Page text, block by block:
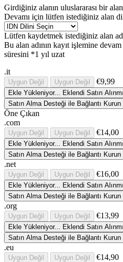
Girdiğiniz alanın uluslararası bir
Devamı için lütfen istediğiniz alan
Lütfen kaydetmek istediğiniz alan
Bu alan adının kayıt işlemine devam
süresini *1 yıl uzat
.it
Uygun Değil Uygun Değil €9,99
Ekle Yükleniyor... Eklendi Satın
Satın Alma Desteği ile Bağlantı Kurun
Öne Çıkan
.com
Uygun Değil Uygun Değil €14,00
Ekle Yükleniyor... Eklendi Satın
Satın Alma Desteği ile Bağlantı Kurun
.net
Uygun Değil Uygun Değil €16,00
Ekle Yükleniyor... Eklendi Satın
Satın Alma Desteği ile Bağlantı Kurun
.org
Uygun Değil Uygun Değil €13,99
Ekle Yükleniyor... Eklendi Satın
Satın Alma Desteği ile Bağlantı Kurun
.eu
Uygun Değil Uygun Değil €14,90